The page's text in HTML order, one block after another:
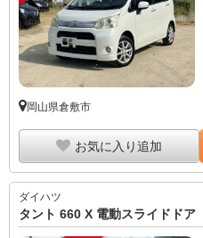
岡山県倉敷市
お気に入り追加
ダイハツ
タント 660 X 電動スライドドア